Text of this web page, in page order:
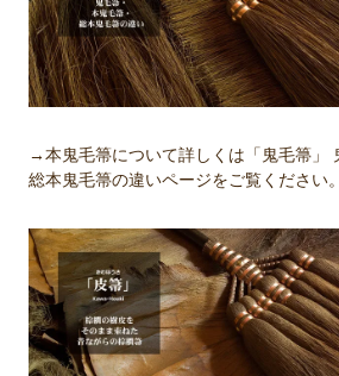
→本鬼毛箒について詳しくは「鬼毛箒」
総本鬼毛箒の違いページをご覧ください。